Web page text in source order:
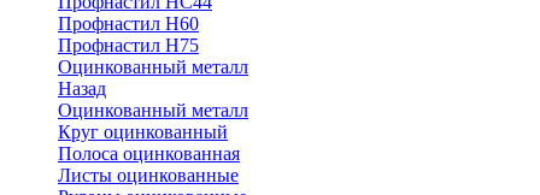
Профнастил Н60
Профнастил Н75
Оцинкованный металл
Назад
Оцинкованный металл
Круг оцинкованный
Полоса оцинкованная
Листы оцинкованные